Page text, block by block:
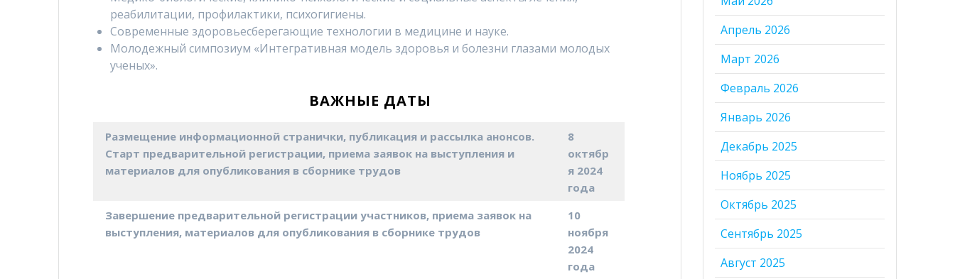
реабилитации, профилактики, психогигиены.
Современные здоровьесберегающие технологии в медицине и науке.
Молодежный симпозиум «Интегративная модель здоровья и болезни глазами молодых
ученых».
ВАЖНЫЕ ДАТЫ
Размещение информационной странички, публикация и рассылка анонсов.
Старт предварительной регистрации, приема заявок на выступления и
материалов для опубликования в сборнике трудов
8
октябр
я 2024
года
Завершение предварительной регистрации участников, приема заявок на
выступления, материалов для опубликования в сборнике трудов
10
ноября
2024
года
Апрель 2026
Март 2026
Февраль 2026
Январь 2026
Декабрь 2025
Ноябрь 2025
Октябрь 2025
Сентябрь 2025
Август 2025